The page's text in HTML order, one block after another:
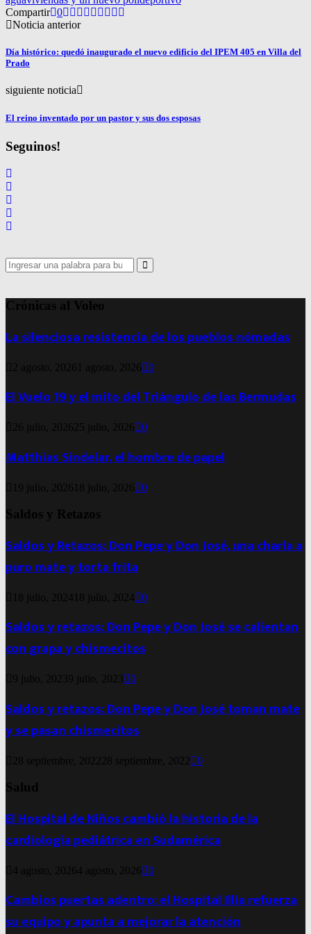
Compartir 0
Noticia anterior
Día histórico: quedó inaugurado el nuevo edificio del IPEM 405 en Villa del
Prado
siguiente noticia
El reino inventado por un pastor y sus dos esposas
Seguinos!
Search
for:
Search
Crónicas al Voleo
La silenciosa resistencia de los pueblos nómadas
2 agosto, 2026 1 agosto, 2026 0
El Vuelo 19 y el mito del Triángulo de las Bermudas
26 julio, 2026 25 julio, 2026 0
Matthias Sindelar, el hombre de papel
19 julio, 2026 18 julio, 2026 0
Saldos y Retazos
Saldos y Retazos: Don Pepe y Don José, una charla a
puro mate y torta frita
18 julio, 2024 18 julio, 2024 0
Saldos y retazos: Don Pepe y Don José se calientan
con grapa y chismecitos
9 julio, 20239 julio, 2023 0
Saldos y retazos: Don Pepe y Don José toman mate
y se pasan chismecitos
28 septiembre, 2022 28 septiembre, 2022 0
Salud
El Hospital de Niños cambió la historia de la
cardiología pediátrica en Sudamérica
4 agosto, 20264 agosto, 2026 0
Cambios puertas adentro: el Hospital Illia refuerza
su equipo y apunta a mejorar la atención